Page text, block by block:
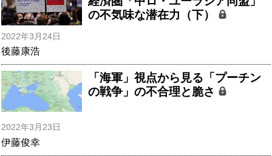
の不気味な潜在力（下）
2022年3月24日
後藤康浩
「海軍」視点から見る「プーチン
の戦争」の不合理と脆さ
2022年3月23日
伊藤俊幸